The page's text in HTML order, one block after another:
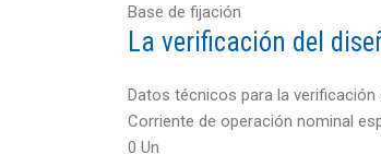
Base de fijación
La verificación del
Datos técnicos para la verificación
Corriente de operación nominal
0 Un